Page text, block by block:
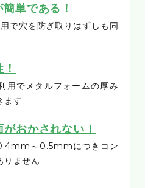
単である！
で穴を防ぎ取りはずしも同
用でメタルフォームの厚み
ます
おかされない！
～0.5mmにつきコン
りません